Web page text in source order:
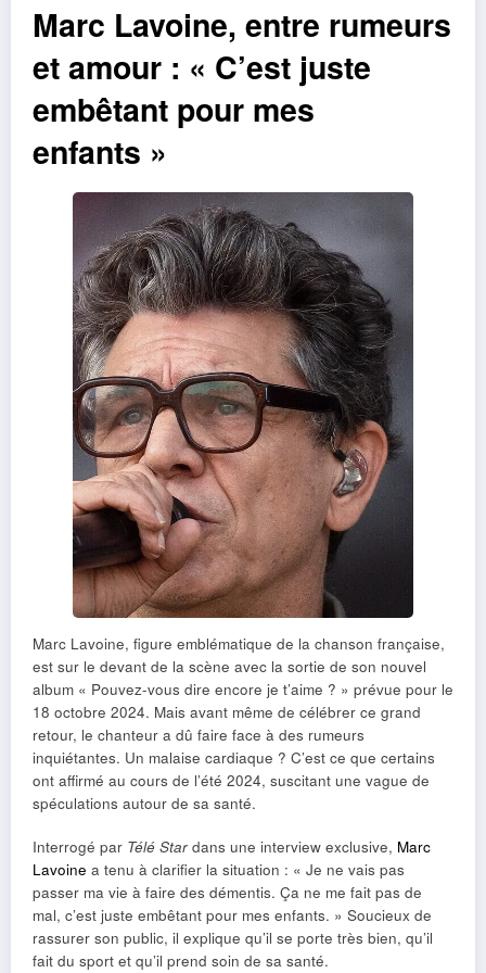
Marc Lavoine, entre rumeurs
et amour : « C’est juste
embêtant pour mes
enfants »
Marc Lavoine, figure emblématique de la chanson française,
est sur le devant de la scène avec la sortie de son nouvel
album « Pouvez-vous dire encore je t’aime ? » prévue pour le
18 octobre 2024. Mais avant même de célébrer ce grand
retour, le chanteur a dû faire face à des rumeurs
inquiétantes. Un malaise cardiaque ? C’est ce que certains
ont affirmé au cours de l’été 2024, suscitant une vague de
spéculations autour de sa santé.
Interrogé par Télé Star dans une interview exclusive, Marc
Lavoine a tenu à clarifier la situation : « Je ne vais pas
passer ma vie à faire des démentis. Ça ne me fait pas de
mal, c’est juste embêtant pour mes enfants. » Soucieux de
rassurer son public, il explique qu’il se porte très bien, qu’il
fait du sport et qu’il prend soin de sa santé.